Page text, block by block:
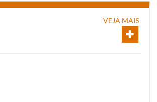
VEJA MAIS